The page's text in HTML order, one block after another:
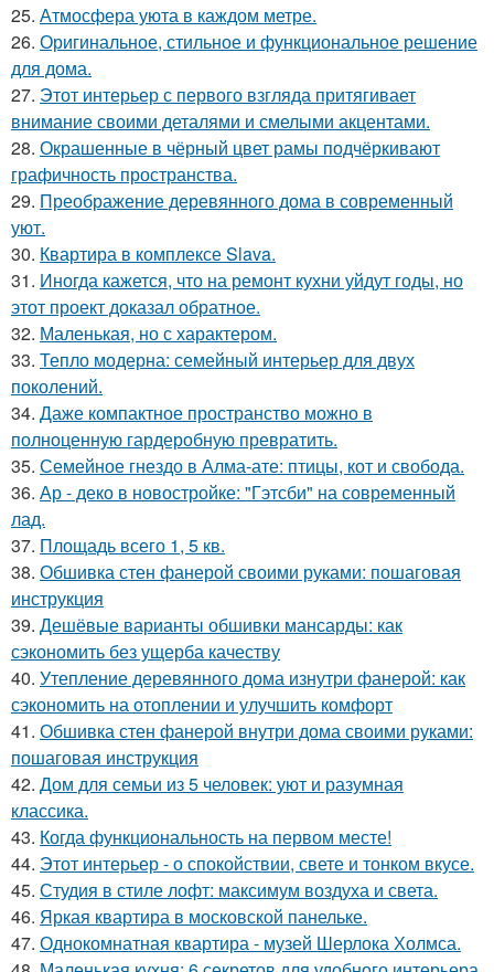
25. Атмосфера уюта в каждом метре.
26. Оригинальное, стильное и функциональное решение
для дома.
27. Этот интерьер с первого взгляда притягивает
внимание своими деталями и смелыми акцентами.
28. Окрашенные в чёрный цвет рамы подчёркивают
графичность пространства.
29. Преображение деревянного дома в современный
уют.
30. Квартира в комплексе Slava.
31. Иногда кажется, что на ремонт кухни уйдут годы, но
этот проект доказал обратное.
32. Маленькая, но с характером.
33. Тепло модерна: семейный интерьер для двух
поколений.
34. Даже компактное пространство можно в
полноценную гардеробную превратить.
35. Семейное гнездо в Алма-ате: птицы, кот и свобода.
36. Ар - деко в новостройке: "Гэтсби" на современный
лад.
37. Площадь всего 1, 5 кв.
38. Обшивка стен фанерой своими руками: пошаговая
инструкция
39. Дешёвые варианты обшивки мансарды: как
сэкономить без ущерба качеству
40. Утепление деревянного дома изнутри фанерой: как
сэкономить на отоплении и улучшить комфорт
41. Обшивка стен фанерой внутри дома своими руками:
пошаговая инструкция
42. Дом для семьи из 5 человек: уют и разумная
классика.
43. Когда функциональность на первом месте!
44. Этот интерьер - о спокойствии, свете и тонком вкусе.
45. Студия в стиле лофт: максимум воздуха и света.
46. Яркая квартира в московской панельке.
47. Однокомнатная квартира - музей Шерлока Холмса.